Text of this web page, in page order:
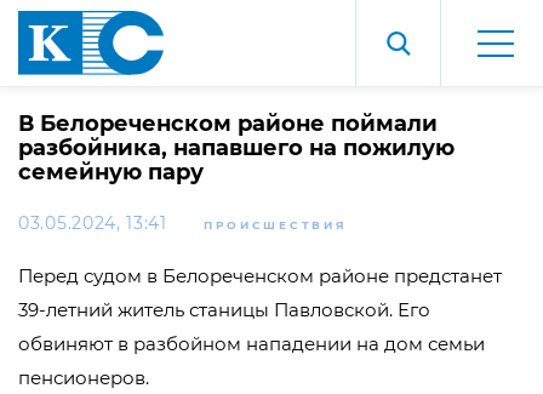
В Белореченском районе поймали
разбойника, напавшего на пожилую
семейную пару
03.05.2024, 13:41 ПРОИСШЕСТВИЯ
Перед судом в Белореченском районе предстанет
39-летний житель станицы Павловской. Его
обвиняют в разбойном нападении на дом семьи
пенсионеров.